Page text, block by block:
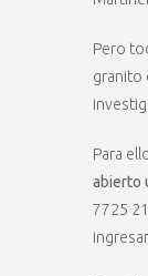
Pero
granito
Para
abierto
7725